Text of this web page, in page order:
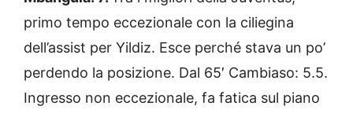
primo tempo eccezionale con la ciliegina
dell’assist per Yildiz. Esce perché stava un po’
perdendo la posizione. Dal 65′ Cambiaso: 5.5.
Ingresso non eccezionale, fa fatica sul piano